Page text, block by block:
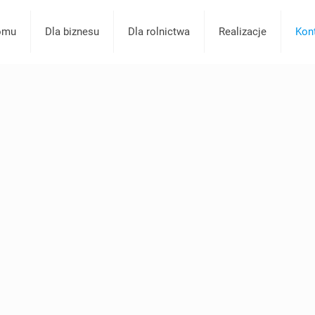
Dla biznesu Dla rolnictwa Realizacje